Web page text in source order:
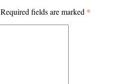
Required fields are marked *